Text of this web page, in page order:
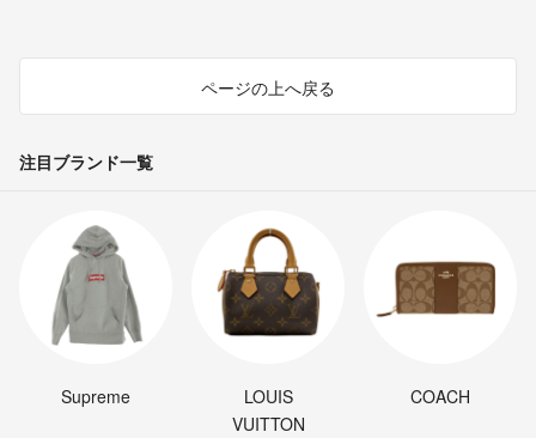
ページの上へ戻る
注目ブランド一覧
Supreme
LOUIS
VUITTON
COACH